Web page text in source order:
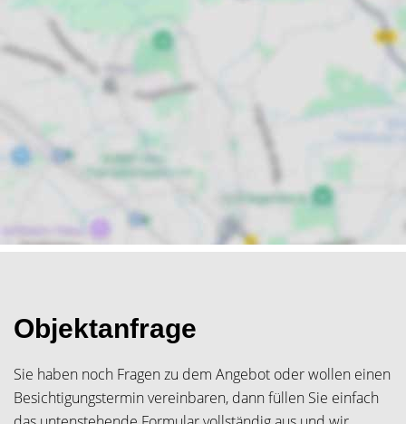
Objektanfrage
Sie haben noch Fragen zu dem Angebot oder wollen einen
Besichtigungstermin vereinbaren, dann füllen Sie einfach